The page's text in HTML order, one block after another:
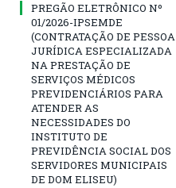
PREGÃO ELETRÔNICO Nº
01/2026-IPSEMDE
(CONTRATAÇÃO DE PESSOA
JURÍDICA ESPECIALIZADA
NA PRESTAÇÃO DE
SERVIÇOS MÉDICOS
PREVIDENCIÁRIOS PARA
ATENDER AS
NECESSIDADES DO
INSTITUTO DE
PREVIDÊNCIA SOCIAL DOS
SERVIDORES MUNICIPAIS
DE DOM ELISEU)